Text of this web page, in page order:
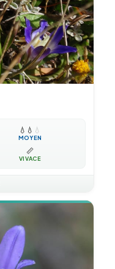
💧 💧 💧
MOYEN
📏
VIVACE